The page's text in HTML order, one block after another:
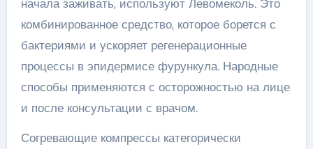
начала заживать, используют Левомеколь. Это
комбинированное средство, которое борется с
бактериями и ускоряет регенерационные
процессы в эпидермисе фурункула. Народные
способы применяются с осторожностью на лице
и после консультации с врачом.
Согревающие компрессы категорически